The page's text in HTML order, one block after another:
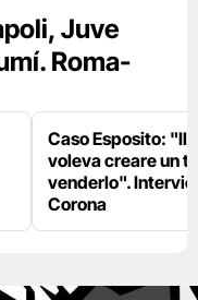
Juve
Roma-
Caso Esposito: "Il
voleva creare un
venderlo".
Corona